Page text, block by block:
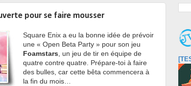
pour se faire mousser
Square Enix a eu la bonne idée de prévoir
une « Open Beta Party » pour son jeu
Foamstars , un jeu de tir en équipe de
quatre contre quatre. Prépare-toi à faire
des bulles, car cette bêta commencera à
la fin du mois…